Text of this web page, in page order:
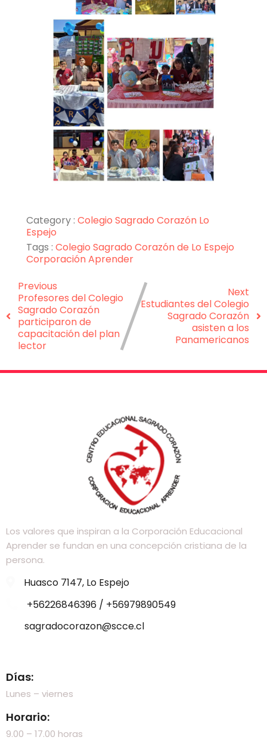
Category : Colegio Sagrado Corazón Lo
Espejo
Tags : Colegio Sagrado Corazón de Lo Espejo
Corporación Aprender
Previous
Profesores del Colegio
Sagrado Corazón
participaron de
capacitación del plan
lector
Next
Estudiantes del Colegio
Sagrado Corazón
asisten a los
Panamericanos
Los valores que inspiran a la Corporación Educacional
Aprender se fundan en una concepción cristiana de la
persona.
Huasco 7147, Lo Espejo
+56226846396 / +56979890549
sagradocorazon@scce.cl
Días:
Lunes – viernes
Horario:
9.00 – 17.00 horas